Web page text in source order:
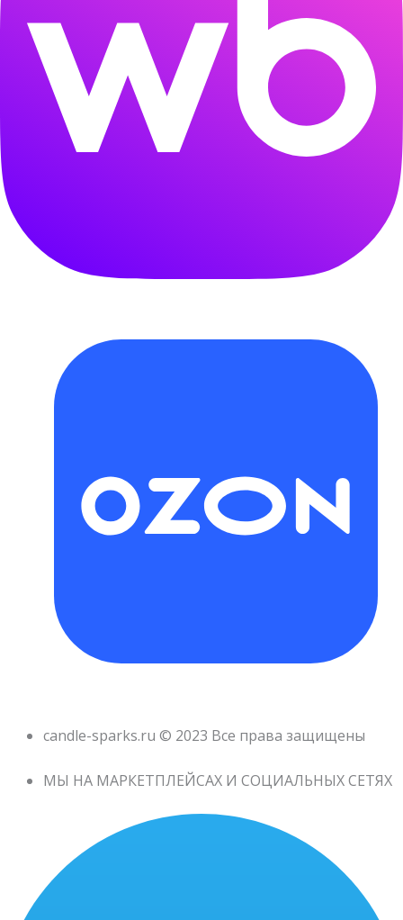
candle-sparks.ru © 2023 Все права защищены
МЫ НА МАРКЕТПЛЕЙСАХ И СОЦИАЛЬНЫХ СЕТЯХ